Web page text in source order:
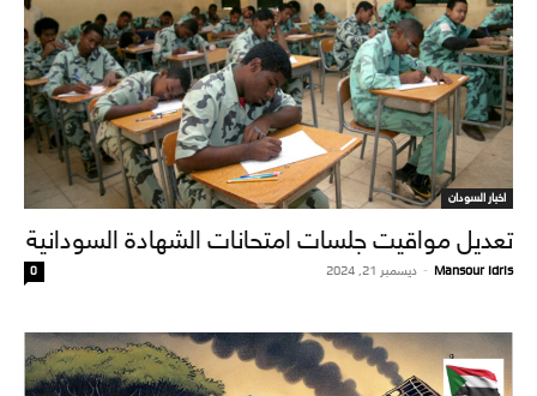
اخبار السودان
تعديل مواقيت جلسات امتحانات الشهادة السودانية
Mansour Idris
- ديسمبر 21, 2024 0